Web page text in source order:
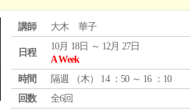
講師 大木 華子
日程
10月 18日 ～ 12月 27日
A Week
時間
隔週 （木） 14 ：50 ～ 16 ：10
回数
全6回